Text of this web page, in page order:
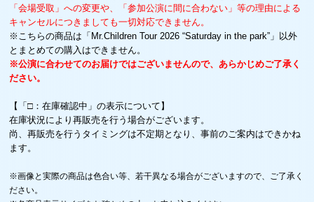
「会場受取」への変更や、「参加公演に間に合わない」等の理由による
キャンセルにつきましても一切対応できません。
※こちらの商品は「Mr.Children Tour 2026 “Saturday in the park”」以外
とまとめての購入はできません。
※公演に合わせてのお届けではございませんので、あらかじめご了承く
ださい。
【「□：在庫確認中」の表示について】
在庫状況により再販売を行う場合がございます。
尚、再販売を行うタイミングは不定期となり、事前のご案内はできかね
ます。
※画像と実際の商品は色合い等、若干異なる場合がございますので、ご了承く
ださい。